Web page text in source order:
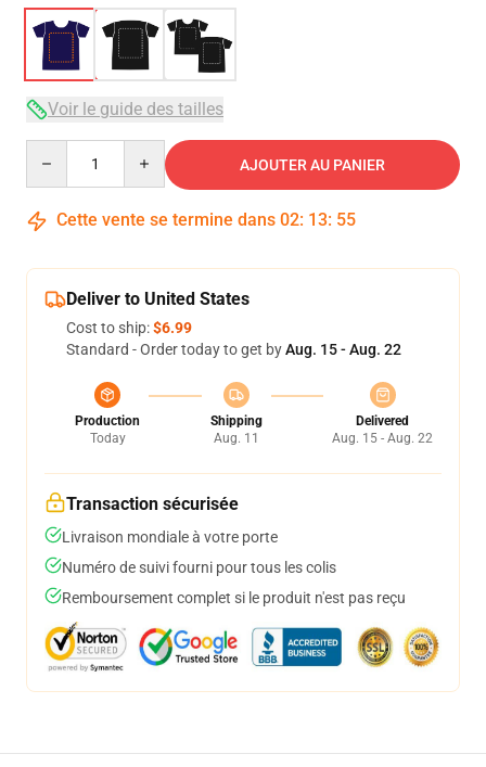
Voir le guide des tailles
AJOUTER AU PANIER
Cette vente se termine dans 02: 13: 54
Deliver to United States
Cost to ship:$6.99
Standard - Order today to get byAug. 15 - Aug. 22
Production
Today
Shipping
Aug. 11
Delivered
Aug. 15 - Aug. 22
Transaction sécurisée
Livraison mondiale à votre porte
Numéro de suivi fourni pour tous les colis
Remboursement complet si le produit n'est pas reçu